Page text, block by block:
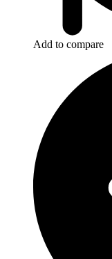
Add to compare